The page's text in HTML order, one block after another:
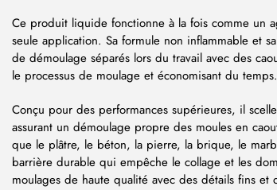
Ce produit liquide fonctionne à la fois comme un
seule application. Sa formule non inflammable et
de démoulage séparés lors du travail avec des
le processus de moulage et économisant du temps.
Conçu pour des performances supérieures, il
assurant un démoulage propre des moules en
que le plâtre, le béton, la pierre, la brique, le
barrière durable qui empêche le collage et les
moulages de haute qualité avec des détails fins et